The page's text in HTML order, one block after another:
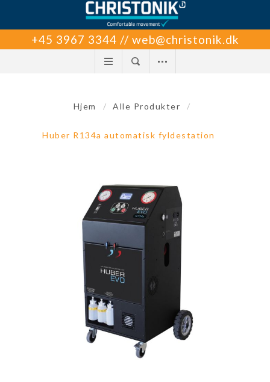
+45 3967 3344 // web@christonik.dk
Hjem / Alle Produkter /
Huber R134a automatisk fyldestation